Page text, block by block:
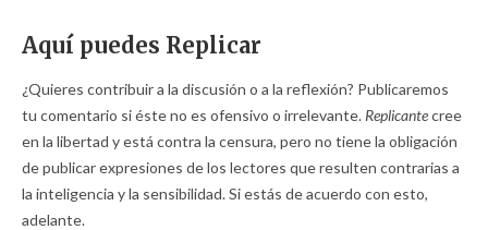
Aquí puedes Replicar
¿Quieres contribuir a la discusión o a la reflexión? Publicaremos
tu comentario si éste no es ofensivo o irrelevante. Replicantecree
en la libertad y está contra la censura, pero no tiene la obligación
de publicar expresiones de los lectores que resulten contrarias a
la inteligencia y la sensibilidad. Si estás de acuerdo con esto,
adelante.